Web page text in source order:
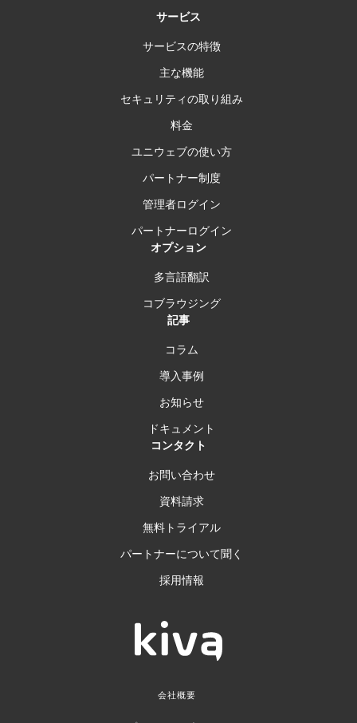
サービス
サービスの特徴
主な機能
セキュリティの取り組み
料金
ユニウェブの使い方
パートナー制度
管理者ログイン
パートナーログイン
オプション
多言語翻訳
コブラウジング
記事
コラム
導入事例
お知らせ
ドキュメント
コンタクト
お問い合わせ
資料請求
無料トライアル
パートナーについて聞く
採用情報
会社概要